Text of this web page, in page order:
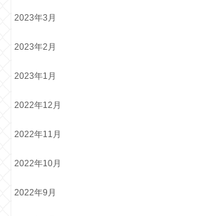
2023年3月
2023年2月
2023年1月
2022年12月
2022年11月
2022年10月
2022年9月